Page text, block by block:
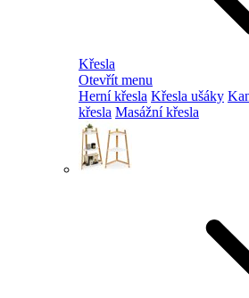
Křesla
Otevřít menu
Herní křesla Křesla ušáky
křesla Masážní křesla